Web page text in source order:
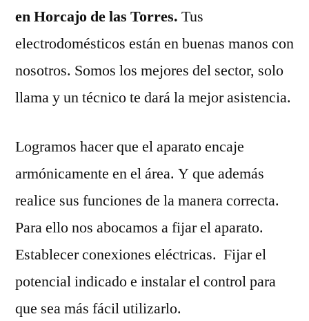
en Horcajo de las Torres. Tus
electrodomésticos están en buenas manos con
nosotros. Somos los mejores del sector, solo
llama y un técnico te dará la mejor asistencia.
Logramos hacer que el aparato encaje
armónicamente en el área. Y que además
realice sus funciones de la manera correcta.
Para ello nos abocamos a fijar el aparato.
Establecer conexiones eléctricas. Fijar el
potencial indicado e instalar el control para
que sea más fácil utilizarlo.